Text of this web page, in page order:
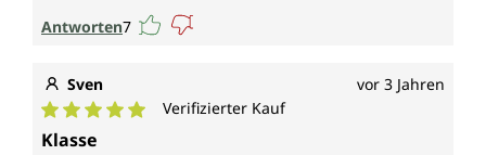
Antworten7
Sven vor 3 Jahren
Durchschnittliche Bewertung von 5 von 5 Sternen
Verifizierter Kauf
Klasse